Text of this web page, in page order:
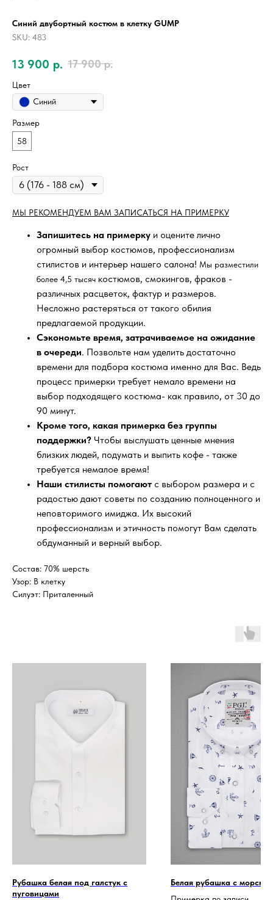
Синий двубортный костюм в клетку GUMP
SKU: 483
13 900 р. 17 900 р.
Цвет
Синий
Размер
58
Рост
МЫ РЕКОМЕНДУЕМ ВАМ ЗАПИСАТЬСЯ НА ПРИМЕРКУ
Запишитесь на примерку и оцените лично
огромный выбор костюмов, профессионализм
стилистов и интерьер нашего салона! Мы разместили
более 4,5 тысяч костюмов, смокингов, фраков -
различных расцветок, фактур и размеров.
Несложно растеряться от такого обилия
предлагаемой продукции.
Сэкономьте время, затрачиваемое на ожидание
в очереди. Позвольте нам уделить достаточно
времени для подбора костюма именно для Вас. Ведь
процесс примерки требует немало времени на
выбор подходящего костюма- как правило, от 30 до
90 минут.
Кроме того, какая примерка без группы
поддержки? Чтобы выслушать ценные мнения
близких людей, подумать и выпить кофе - также
требуется немалое время!
Наши стилисты помогают с выбором размера и с
радостью дают советы по созданию полноценного и
неповторимого имиджа. Их высокий
профессионализм и этичность помогут Вам сделать
обдуманный и верный выбор.
Состав: 70% шерсть
Узор: В клетку
Силуэт: Приталенный
Рубашка белая под галстук с
пуговицами
Белая рубашка с